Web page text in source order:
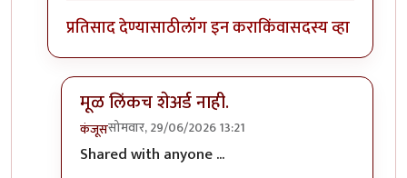
प्रतिसाद देण्यासाठीलॉग इन कराकिंवासदस्य व्हा
मूळ लिंकच शेअर्ड नाही.
कंजूससोमवार, 29/06/2026 13:21
In reply toमी तसेच केले आहे
Shared with anyone ...